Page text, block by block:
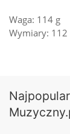
Waga: 114 g
Wymiary: